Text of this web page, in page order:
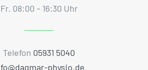
Fr. 08:00 – 16:30 Uhr
Telefon 05931 5040
physio.de